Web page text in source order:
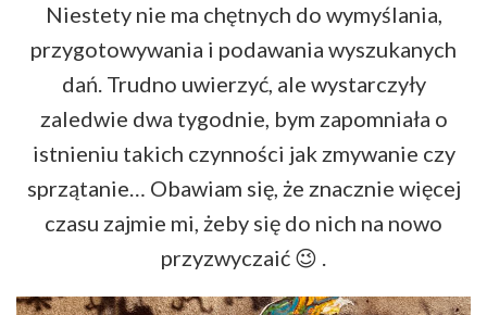
Niestety nie ma chętnych do wymyślania,
przygotowywania i podawania wyszukanych
dań. Trudno uwierzyć, ale wystarczyły
zaledwie dwa tygodnie, bym zapomniała o
istnieniu takich czynności jak zmywanie czy
sprzątanie… Obawiam się, że znacznie więcej
czasu zajmie mi, żeby się do nich na nowo
przyzwyczaić 😉 .